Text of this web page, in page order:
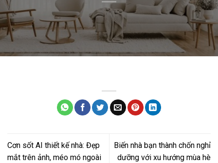
Cơn sốt AI thiết kế nhà: Đẹp
mắt trên ảnh, méo mó ngoài
Biến nhà bạn thành chốn nghỉ
dưỡng với xu hướng mùa hè